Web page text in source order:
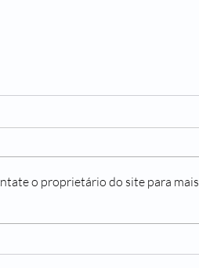
o proprietário do site para mais